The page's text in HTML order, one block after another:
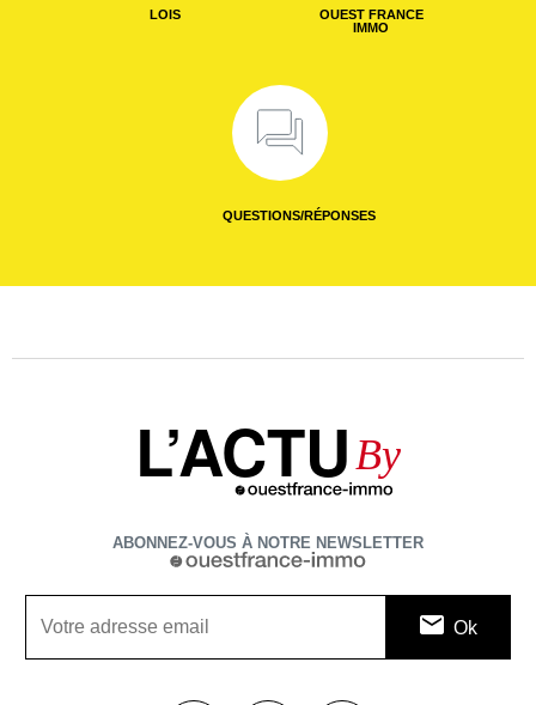
LOIS
OUEST FRANCE
IMMO
QUESTIONS/RÉPONSES
L’ACTU By
ABONNEZ-VOUS À NOTRE NEWSLETTER